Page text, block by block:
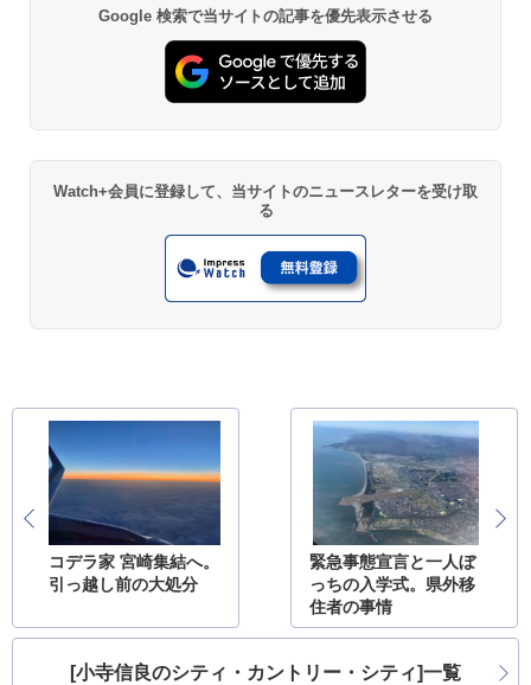
Google 検索で当サイトの記事を優先表示させる
Watch+会員に登録して、当サイトのニュースレターを受け取
る
コデラ家 宮崎集結へ。
引っ越し前の大処分
緊急事態宣言と一人ぼ
っちの入学式。県外移
住者の事情
[小寺信良のシティ・カントリー・シティ]一覧